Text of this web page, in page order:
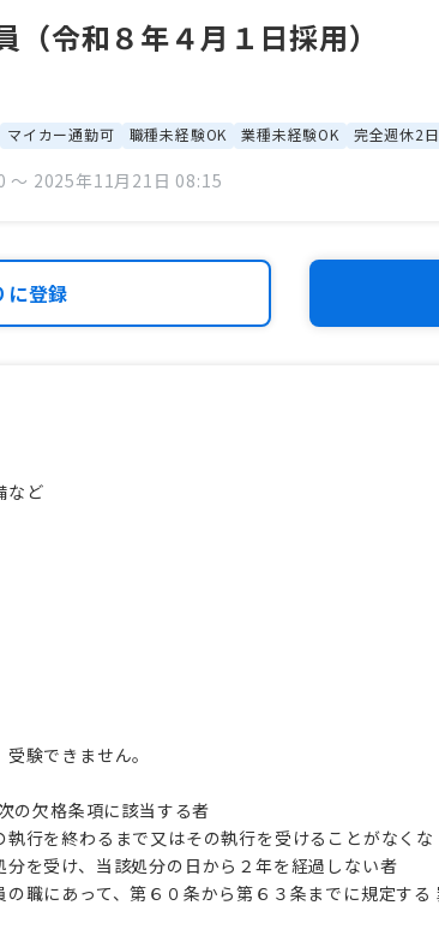
（令和８年４月１日採用）
マイカー通勤可 職種未経験OK 業種未経験OK 完全週休2日
〜 2025年11月21日 08:15
に登録
など
験できません。
の欠格条項に該当する者
行を終わるまで又はその執行を受けることがなくな
を受け、当該処分の日から２年を経過しない者
職にあって、第６０条から第６３条までに規定する